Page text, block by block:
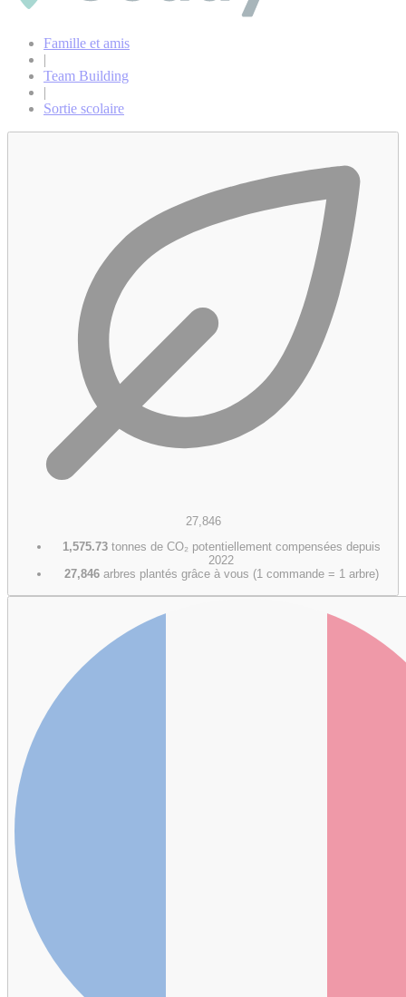
Famille et amis
|
Team Building
|
Sortie scolaire
27,846
1,575.73tonnes de CO₂ potentiellement compensées depuis
2022
27,846 arbres plantés grâce à vous (1 commande = 1 arbre)